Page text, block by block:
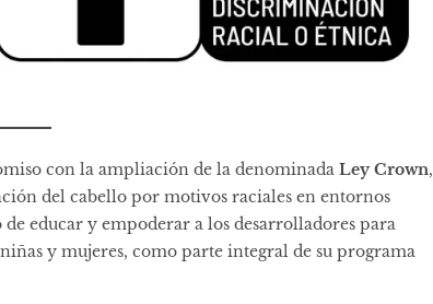
con la ampliación de la denominada Ley Crown,
del cabello por motivos raciales en entornos
de educar y empoderar a los desarrolladores para
y mujeres, como parte integral de su programa